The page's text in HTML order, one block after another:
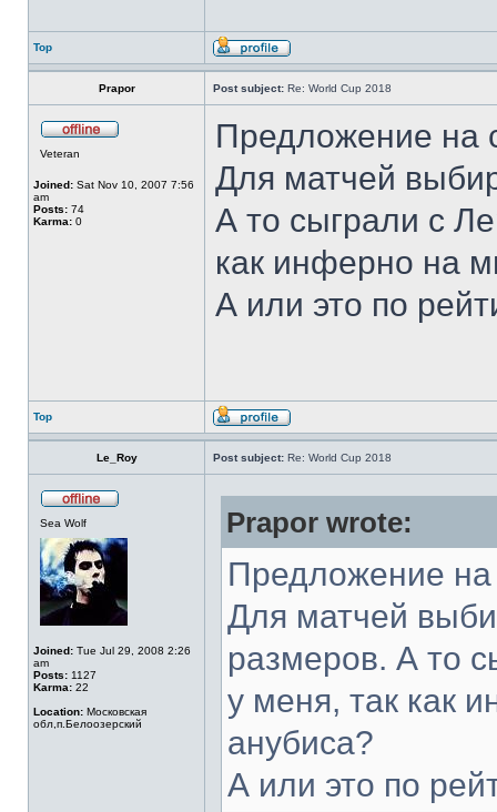
Top
Prapor Post subject: Re: World Cup 2018
Veteran
Joined: Sat Nov 10, 2007 7:56
am
Posts: 74
Karma: 0
Предложение на
Для матчей
А то сыграли с
как инферно на
А или это по
Top
Le_Roy Post subject: Re: World Cup 2018
Sea Wolf
Joined: Tue Jul 29, 2008 2:26
am
Posts: 1127
Karma: 22
Location: Московская
обл,п.Белоозерский
Prapor wrote:
Предложение
Для матчей
размеров. А то
у меня, так как
анубиса?
А или это по